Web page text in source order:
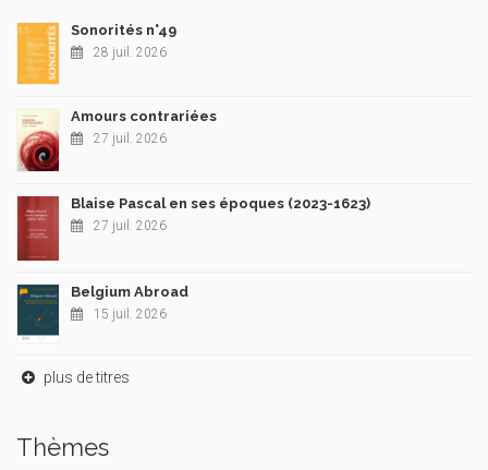
Sonorités n°49
28 juil. 2026
Amours contrariées
27 juil. 2026
Blaise Pascal en ses époques (2023-1623)
27 juil. 2026
Belgium Abroad
15 juil. 2026
plus de titres
Thèmes